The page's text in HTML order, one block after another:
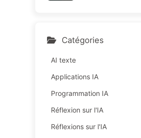
souffrances chez
Catégories
AI texte
Applications IA
Programmation IA
Réflexion sur l'IA
Réflexions sur l'IA